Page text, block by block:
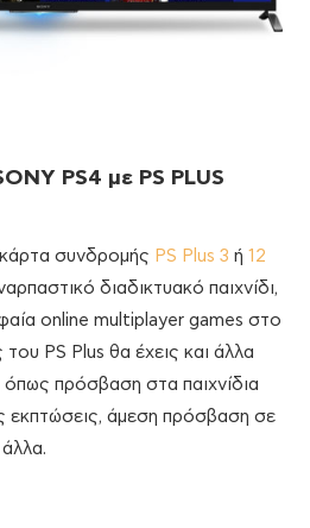
PS4 με PS PLUS
συνδρομής PS Plus 3 ή 12
διαδικτυακό παιχνίδι,
online multiplayer games στο
PS Plus θα έχεις και άλλα
όπως πρόσβαση στα παιχνίδια
εκπτώσεις, άμεση πρόσβαση σε
άλλα.